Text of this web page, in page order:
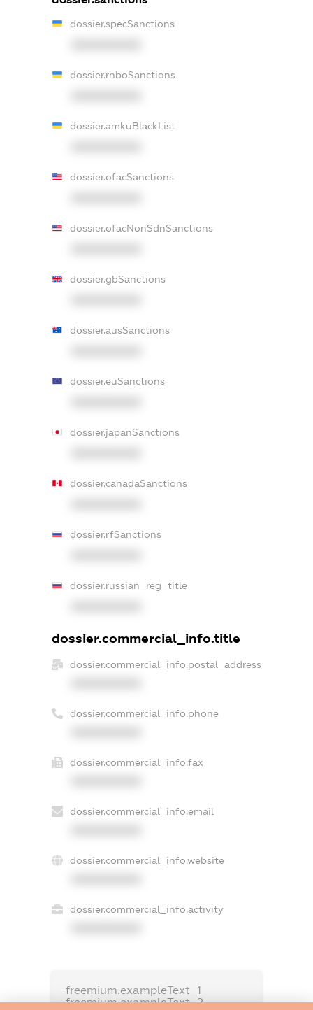
dossier.specSanctions
dossier.rnboSanctions
dossier.amkuBlackList
dossier.ofacSanctions
dossier.ofacNonSdnSanctions
dossier.gbSanctions
dossier.ausSanctions
dossier.euSanctions
dossier.japanSanctions
dossier.canadaSanctions
dossier.rfSanctions
dossier.russian_reg_title
dossier.commercial_info.title
dossier.commercial_info.postal_address
dossier.commercial_info.phone
dossier.commercial_info.fax
dossier.commercial_info.email
dossier.commercial_info.website
dossier.commercial_info.activity
freemium.exampleText_1
freemium.exampleText_2